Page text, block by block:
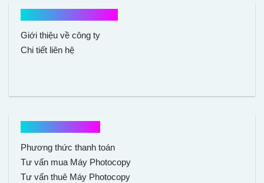
Giới thiệu về công ty
Chi tiết liên hệ
Phương thức thanh toán
Tư vấn mua Máy Photocopy
Tư vấn thuê Máy Photocopy